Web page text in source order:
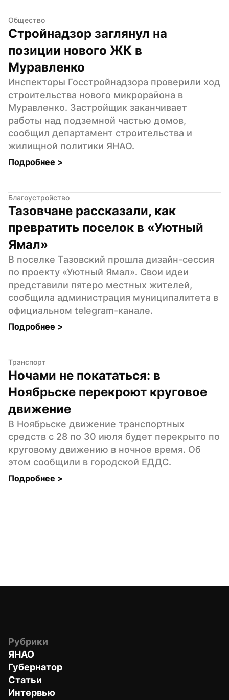
Общество
Стройнадзор заглянул на
позиции нового ЖК в
Муравленко
Инспекторы Госстройнадзора проверили ход
строительства нового микрорайона в
Муравленко. Застройщик заканчивает
работы над подземной частью домов,
сообщил департамент строительства и
жилищной политики ЯНАО.
Подробнее >
Благоустройство
Тазовчане рассказали, как
превратить поселок в «Уютный
Ямал»
В поселке Тазовский прошла дизайн-сессия
по проекту «Уютный Ямал». Свои идеи
представили пятеро местных жителей,
сообщила администрация муниципалитета в
официальном telegram-канале.
Подробнее >
Транспорт
Ночами не покататься: в
Ноябрьске перекроют круговое
движение
В Ноябрьске движение транспортных
средств с 28 по 30 июля будет перекрыто по
круговому движению в ночное время. Об
этом сообщили в городской ЕДДС.
Подробнее >
Рубрики
ЯНАО
Губернатор
Статьи
Интервью